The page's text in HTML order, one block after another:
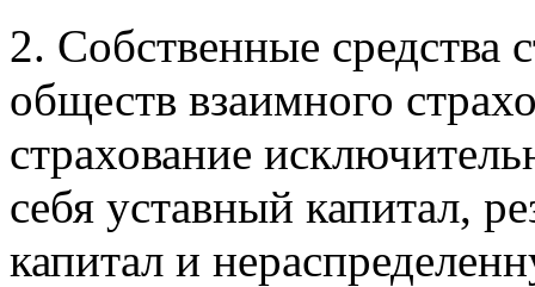
2. Собственные средства
обществ взаимного
страхование
себя уставный капитал,
капитал и